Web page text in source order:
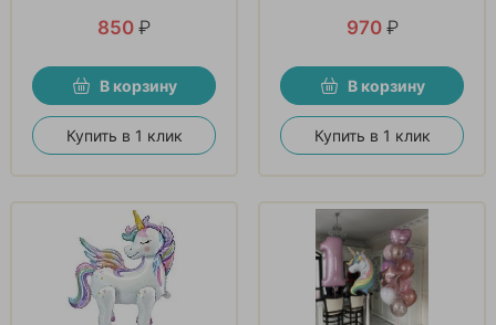
850 ₽
В корзину
Купить в 1 клик
970 ₽
В корзину
Купить в 1 клик